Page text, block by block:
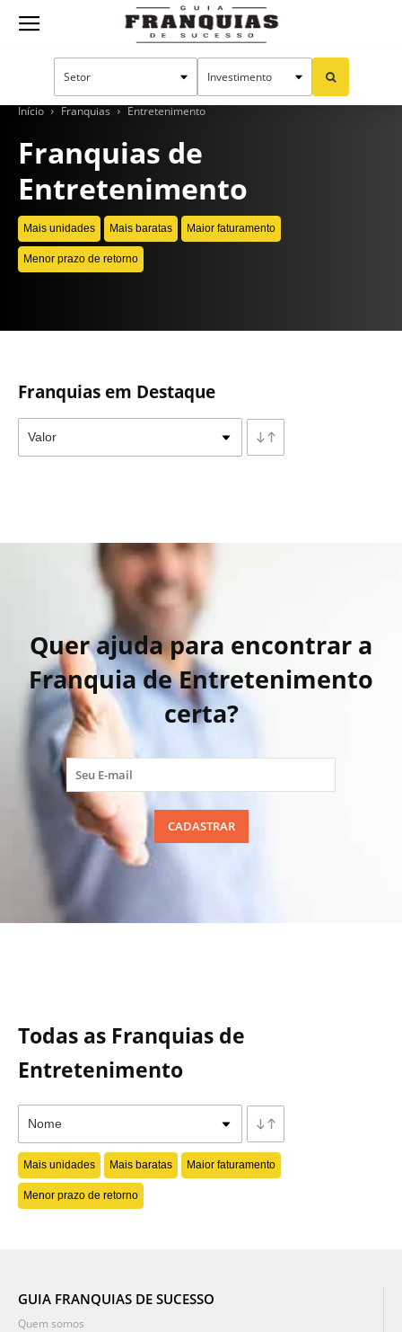
Guia
Franquias
Sucesso
Início Franquias Entretenimento
Franquias de
Entretenimento
Mais unidades Mais baratas Maior faturamento
Menor prazo de retorno
Franquias em Destaque
Quer ajuda para encontrar a
Franquia de Entretenimento
certa?
CADASTRAR
Todas as Franquias de
Entretenimento
Mais unidades Mais baratas Maior faturamento
Menor prazo de retorno
GUIA FRANQUIAS DE SUCESSO
Quem somos